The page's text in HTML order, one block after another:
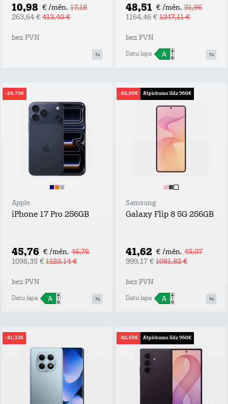
10,98 € /mēn. 17,18
263,64 € 412,40 €
bez PVN
48,51 € /mēn. 51,96
1164,46 € 1247,11 €
bez PVN
Datu lapa
-24,79€
Apple
iPhone 17 Pro 256GB
45,76 € /mēn. 46,76
1098,35 € 1123,14 €
bez PVN
Datu lapa
-82,65€ Atpirkums līdz 960€
Samsung
Galaxy Flip 8 5G 256GB
41,62 € /mēn. 45,07
999,17 € 1081,82 €
bez PVN
Datu lapa
-41,33€ -82,65€ Atpirkums līdz 960€